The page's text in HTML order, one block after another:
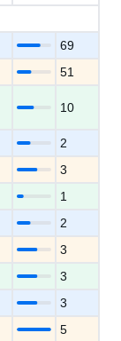
69
51
10
2
3
1
2
3
3
3
5